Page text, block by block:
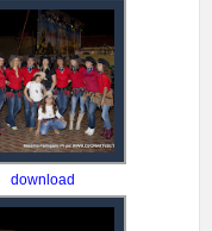
download